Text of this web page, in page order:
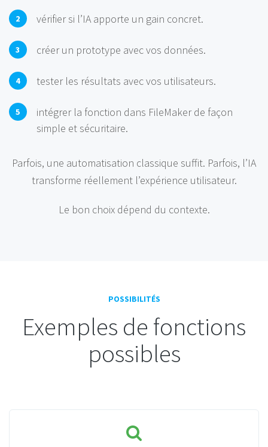
vérifier si l’IA apporte un gain concret.
créer un prototype avec vos données.
tester les résultats avec vos utilisateurs.
intégrer la fonction dans FileMaker de façon
simple et sécuritaire.
Parfois, une automatisation classique suffit. Parfois, l’IA
transforme réellement l’expérience utilisateur.
Le bon choix dépend du contexte.
POSSIBILITÉS
Exemples de fonctions
possibles